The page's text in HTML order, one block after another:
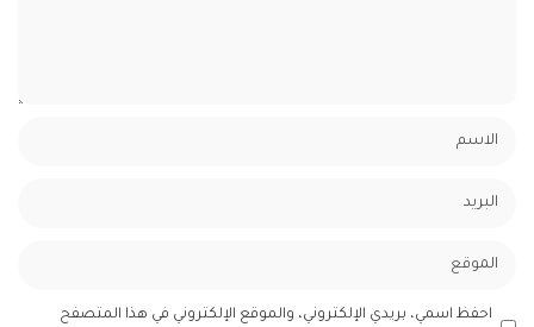
احفظ اسمي، بريدي الإلكتروني، والموقع الإلكتروني في هذا المتصفح